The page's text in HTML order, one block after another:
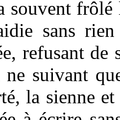
souvent
sans
refusant
ne suivant
la sienne